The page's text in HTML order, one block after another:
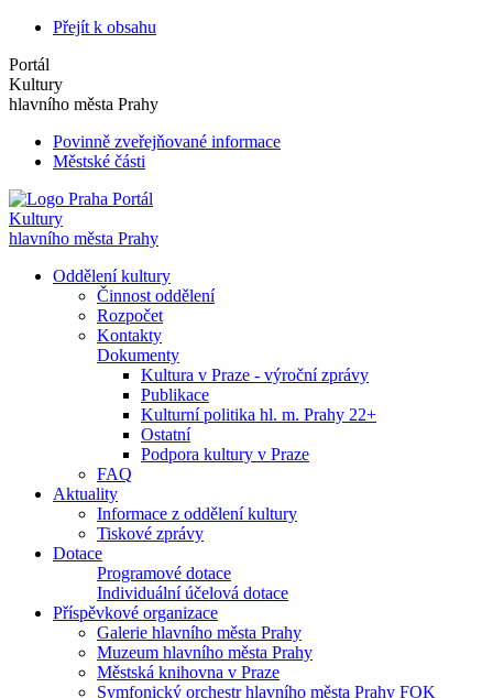
Přejít k obsahu
Portál
Kultury
hlavního města Prahy
Povinně zveřejňované informace
Městské části
Portál
Kultury
hlavního města Prahy
Oddělení kultury
Činnost oddělení
Rozpočet
Kontakty
Dokumenty
Kultura v Praze - výroční zprávy
Publikace
Kulturní politika hl. m. Prahy 22+
Ostatní
Podpora kultury v Praze
FAQ
Aktuality
Informace z oddělení kultury
Tiskové zprávy
Dotace
Programové dotace
Individuální účelová dotace
Příspěvkové organizace
Galerie hlavního města Prahy
Muzeum hlavního města Prahy
Městská knihovna v Praze
Symfonický orchestr hlavního města Prahy FOK